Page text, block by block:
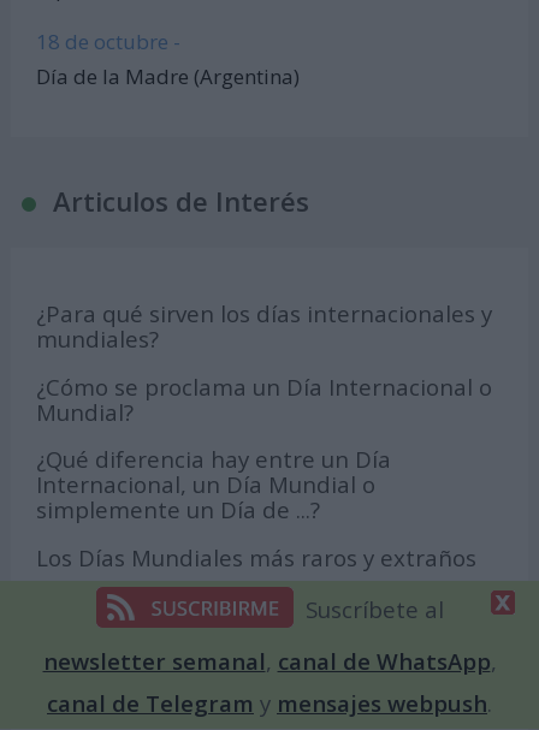
18 de octubre -
Día de la Madre (Argentina)
Articulos de Interés
¿Para qué sirven los días internacionales y
mundiales?
¿Cómo se proclama un Día Internacional o
Mundial?
¿Qué diferencia hay entre un Día
Internacional, un Día Mundial o
simplemente un Día de ...?
Los Días Mundiales más raros y extraños
¿Cuántos tipos de lunas hay?
Globos Terráqueos
Últimos Récords Guinness
Suscríbete al
newsletter semanal, canal de WhatsApp,
canal de Telegram y mensajes webpush.